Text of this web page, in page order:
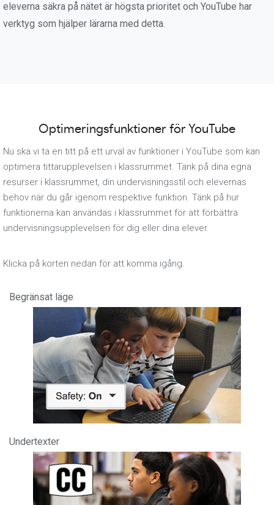
eleverna säkra på nätet är högsta prioritet och YouTube har
verktyg som hjälper lärarna med detta.
Optimeringsfunktioner för YouTube
Nu ska vi ta en titt på ett urval av funktioner i YouTube som kan
optimera tittarupplevelsen i klassrummet. Tänk på dina egna
resurser i klassrummet, din undervisningsstil och elevernas
behov när du går igenom respektive funktion. Tänk på hur
funktionerna kan användas i klassrummet för att förbättra
undervisningsupplevelsen för dig eller dina elever.
Klicka på korten nedan för att komma igång.
Begränsat läge
Undertexter